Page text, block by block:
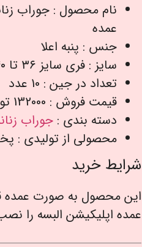
نام محصول : جوراب
عمده
جنس : پنبه اعلا
سایز : فری سایز ۳۶ تا ۴۰
تعداد در جین : 10 عدد
قیمت فروش : 132000 تومان
دسته بندی : جوراب
محصولی از تولیدی :
شرایط خرید
این محصول به صورت عمده
عمده اپلیکیشن البسه را